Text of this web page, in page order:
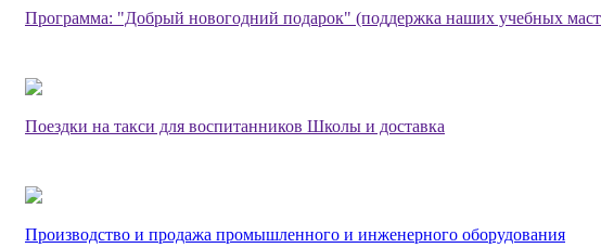
Программа: "Добрый новогодний подарок" (поддержка наших учебных
Поездки на такси для воспитанников Школы и доставка
Производство и продажа промышленного и инженерного оборудования